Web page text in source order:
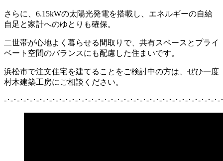
さらに、6.15kWの太陽光発電を搭載し、エネルギーの自給
自足と家計へのゆとりも確保。
二世帯が心地よく暮らせる間取りで、共有スペースとプライ
ベート空間のバランスにも配慮した住まいです。
浜松市で注文住宅を建てることをご検討中の方は、ぜひ一度
村木建築工房にご相談ください。
-･-･-･-･-･-･-･-･-･-･-･-･-･-･-･-･-･-･-･-･-･-･-･-･-･-･-･-･-･-･-･-･-･-